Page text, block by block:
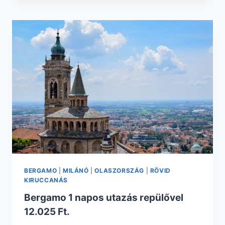
TELJES
MILÁNÓBAN
REPÜLŐVEL
+
HOTEL
BERGAMO |MILÁNÓ |OLASZORSZÁG
RÖVID
KIRUCCANÁS
Bergamo 1 napos utazás repülővel
12.025 Ft.